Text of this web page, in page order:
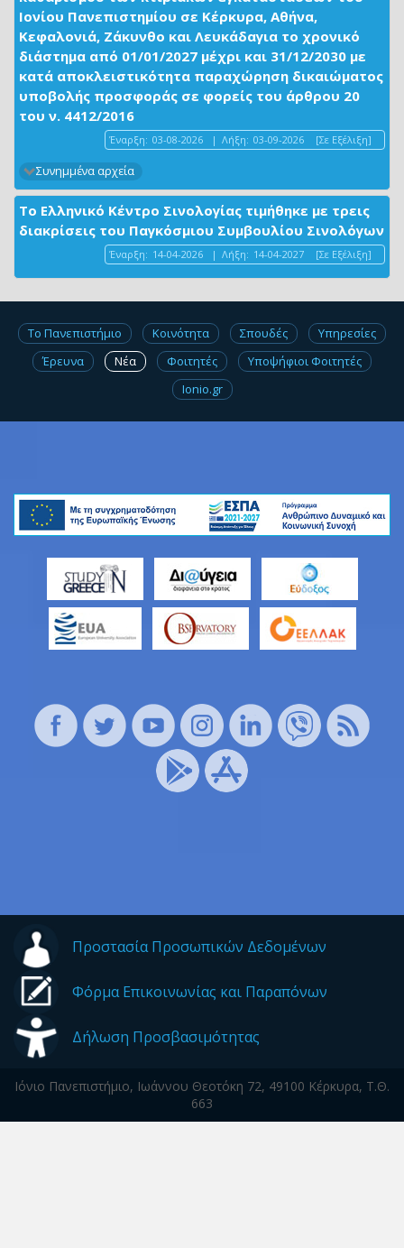
Ιονίου Πανεπιστημίου σε Κέρκυρα, Αθήνα,
Κεφαλονιά, Ζάκυνθο και Λευκάδαγια το χρονικό
διάστημα από 01/01/2027 μέχρι και 31/12/2030 με
κατά αποκλειστικότητα παραχώρηση δικαιώματος
υποβολής προσφοράς σε φορείς του άρθρου 20
του ν. 4412/2016
Έναρξη: 03-08-2026 | Λήξη: 03-09-2026 [Σε Εξέλιξη]
Συνημμένα αρχεία
Το Ελληνικό Κέντρο Σινολογίας τιμήθηκε με τρεις
διακρίσεις του Παγκόσμιου Συμβουλίου Σινολόγων
Έναρξη: 14-04-2026 | Λήξη: 14-04-2027 [Σε Εξέλιξη]
Το Πανεπιστήμιο Κοινότητα Σπουδές
Υπηρεσίες
Έρευνα
Νέα Φοιτητές
Υποψήφιοι Φοιτητές
Ionio.gr
Προστασία Προσωπικών Δεδομένων
Φόρμα Επικοινωνίας και Παραπόνων
Δήλωση Προσβασιμότητας
Ιόνιο Πανεπιστήμιο, Ιωάννου Θεοτόκη 72, 49100 Κέρκυρα, Τ.Θ.
663